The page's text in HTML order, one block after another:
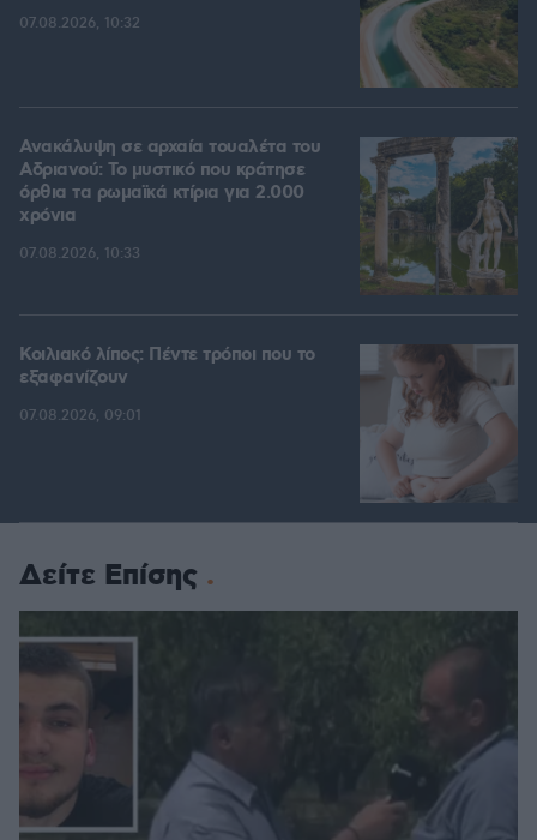
07.08.2026, 10:32
Ανακάλυψη σε αρχαία τουαλέτα του
Αδριανού: Το μυστικό που κράτησε
όρθια τα ρωμαϊκά κτίρια για 2.000
χρόνια
07.08.2026, 10:33
Κοιλιακό λίπος: Πέντε τρόποι που το
εξαφανίζουν
07.08.2026, 09:01
Δείτε Επίσης